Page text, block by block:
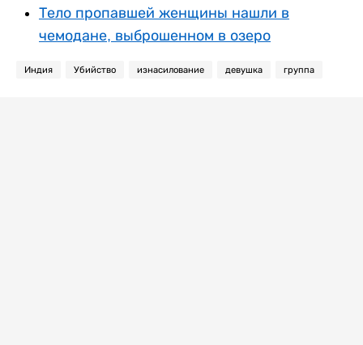
Тело пропавшей женщины нашли в
чемодане, выброшенном в озеро
Индия Убийство изнасилование девушка группа